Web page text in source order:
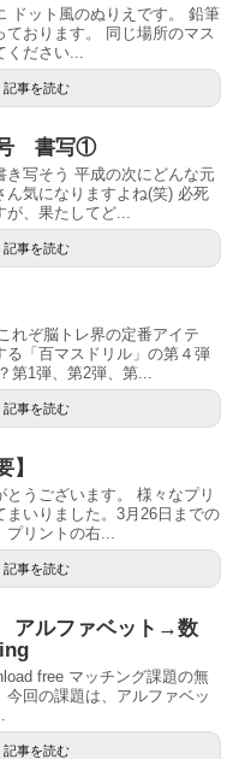
ドット風のぬりえです。 鉛筆
ております。 同じ場所のマス
ださい...
記事を読む
号 書写①
き写そう 平成の次にどんな元
ん気になりますよね(笑) 必死
、果たしてど...
記事を読む
れぞ脳トレ界の定番アイテ
る「百マスドリル」の第４弾
第1弾、第2弾、第...
記事を読む
とうございます。 様々なプリ
まいりました。3月26日までの
リントの右...
記事を読む
アルファベット→数
free マッチング課題の無
回の課題は、アルファベッ
記事を読む